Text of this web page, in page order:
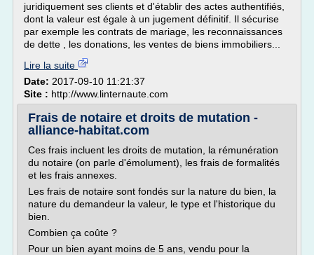
juridiquement ses clients et d'établir des actes authentifiés,
dont la valeur est égale à un jugement définitif. Il sécurise
par exemple les contrats de mariage, les reconnaissances
de dette , les donations, les ventes de biens immobiliers...
Lire la suite
Date: 2017-09-10 11:21:37
Site : http://www.linternaute.com
Frais de notaire et droits de mutation -
alliance-habitat.com
Ces frais incluent les droits de mutation, la rémunération
du notaire (on parle d'émolument), les frais de formalités
et les frais annexes.
Les frais de notaire sont fondés sur la nature du bien, la
nature du demandeur la valeur, le type et l'historique du
bien.
Combien ça coûte ?
Pour un bien ayant moins de 5 ans, vendu pour la